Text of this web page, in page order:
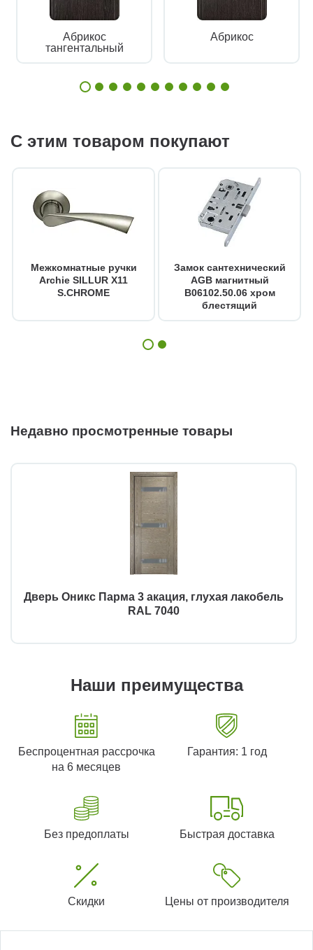
Абрикос
тангентальный
Абрикос
С этим товаром покупают
Межкомнатные ручки
Archie SILLUR X11
S.CHROME
Замок сантехнический
AGB магнитный
B06102.50.06 хром
блестящий
Недавно просмотренные товары
Дверь Оникс Парма 3 акация, глухая лакобель
RAL 7040
Наши преимущества
Беспроцентная рассрочка
на 6 месяцев
Гарантия: 1 год
Без предоплаты Быстрая доставка
Скидки Цены от производителя